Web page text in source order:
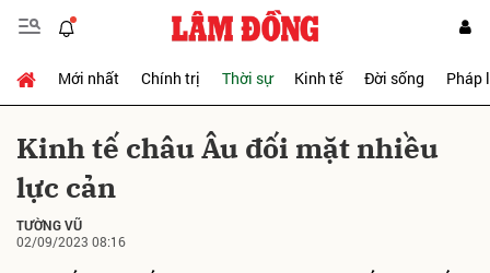
Mới nhất Chính trị Thời sự Kinh tế Đời sống Pháp
Kinh tế châu Âu đối mặt nhiều
lực cản
TƯỜNG VŨ
02/09/2023 08:16
Gửi bình luận